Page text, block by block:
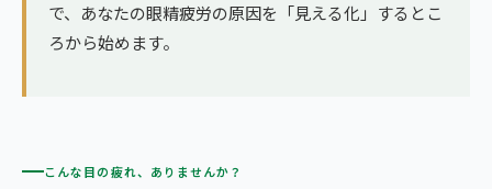
で、あなたの眼精疲労の原因を「見える化」するとこ
ろから始めます。
こんな目の疲れ、ありませんか？